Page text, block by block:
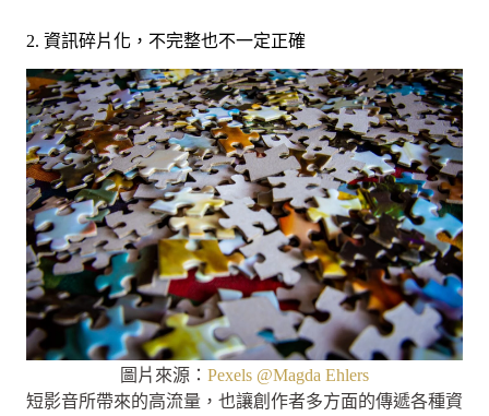
2. 資訊碎片化，不完整也不一定正確
圖片來源： Pexels @Magda Ehlers
短影音所帶來的高流量，也讓創作者多方面的傳遞各種資